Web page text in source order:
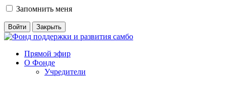
Запомнить меня
Прямой эфир
О Фонде
Учредители